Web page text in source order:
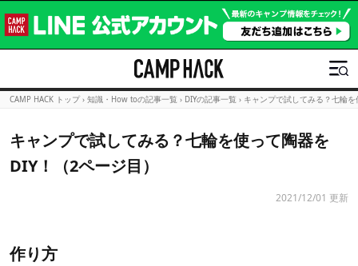
CAMP HACK トップ › 知識・How toの記事一覧 › DIYの記事一覧 › キャンプで試してみる？七輪
キャンプで試してみる？七輪を使って陶器を
DIY！（2ページ目）
2021/12/01 更新
作り方